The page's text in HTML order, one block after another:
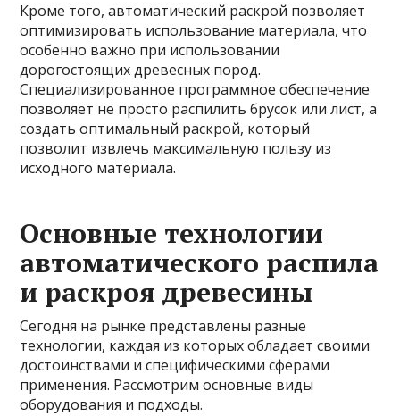
Кроме того, автоматический раскрой позволяет
оптимизировать использование материала, что
особенно важно при использовании
дорогостоящих древесных пород.
Специализированное программное обеспечение
позволяет не просто распилить брусок или лист, а
создать оптимальный раскрой, который
позволит извлечь максимальную пользу из
исходного материала.
Основные технологии
автоматического распила
и раскроя древесины
Сегодня на рынке представлены разные
технологии, каждая из которых обладает своими
достоинствами и специфическими сферами
применения. Рассмотрим основные виды
оборудования и подходы.